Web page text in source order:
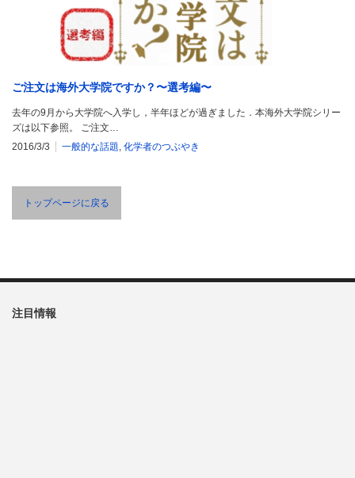
ご注文は海外大学院ですか？〜選考編〜
去年の9月から大学院へ入学し，半年ほどが過ぎました．本海外大学院シリー
ズは以下参照。 ご注文…
2016/3/3
一般的な話題, 化学者のつぶやき
トップページに戻る
注目情報